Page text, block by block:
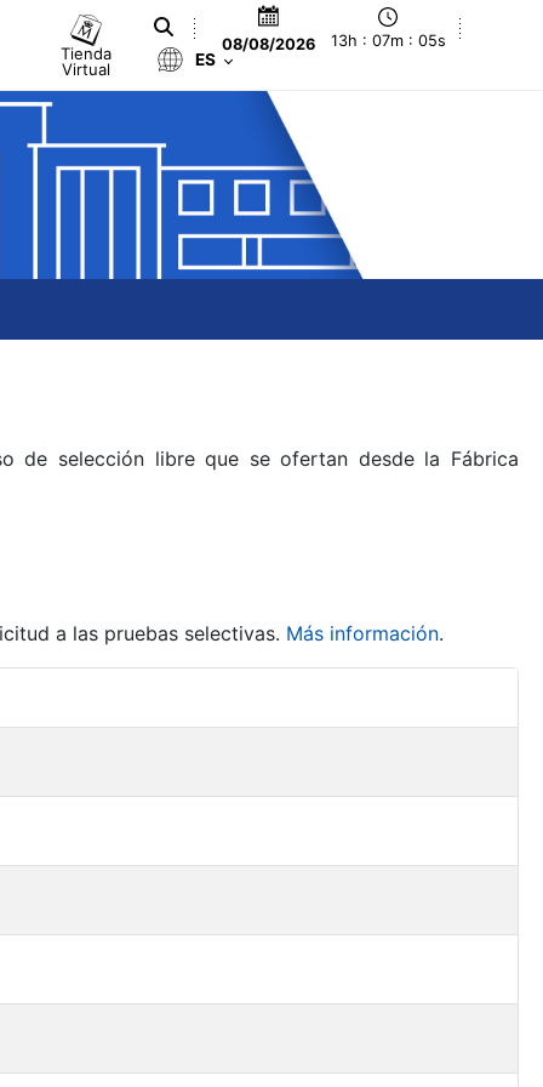
Tienda
Virtual
08/08/2026 13h : 07m : 05s
ES
de selección libre que se ofertan desde la Fábrica
a las pruebas selectivas. Más información.